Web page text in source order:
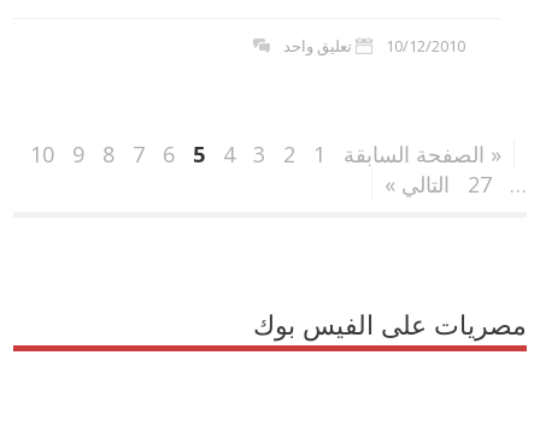
10/12/2010 تعليق واحد
« الصفحة السابقة 1
2
3
4
5
6
7
8
9
10
…
27 التالي »
مصريات على الفيس بوك